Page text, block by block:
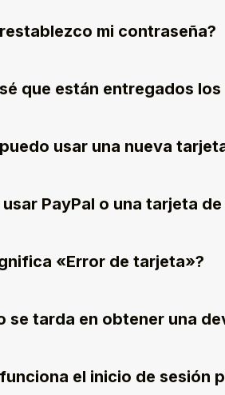
mi contraseña?
que están entregados
usar una nueva
usar PayPal o una tarjeta
«Error de tarjeta»?
se tarda en obtener una
el inicio de sesión